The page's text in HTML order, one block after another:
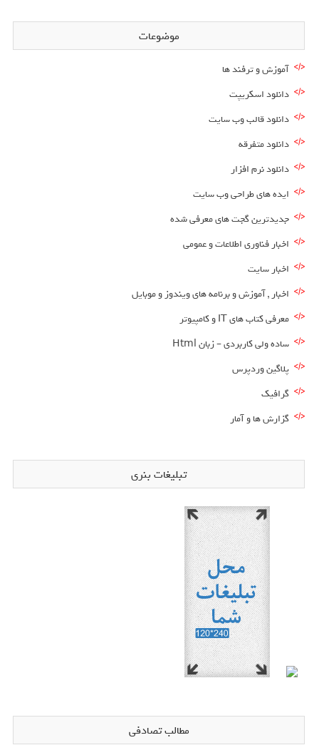
موضوعات
آموزش و ترفند ها
دانلود اسکریپت
دانلود قالب وب سایت
دانلود متفرقه
دانلود نرم افزار
ایده های طراحی وب سایت
جدیدترین گجت های معرفی شده
اخبار فناوری اطلاعات و عمومی
اخبار سایت
اخبار , آموزش و برنامه های ویندوز و موبایل
معرفی کتاب های IT و کامپیوتر
ساده ولی کاربردی – زبان Html
پلاگین وردپرس
گرافیک
گزارش ها و آمار
تبلیغات بنری
مطالب تصادفی